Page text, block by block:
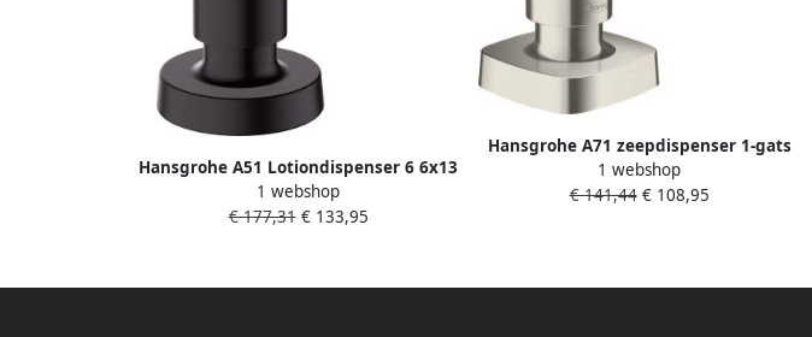
Hansgrohe A51 Lotiondispenser 6 6x13
1x33 9 cm Mat Zwart
1 webshop
€ 177,31€ 133,95
Hansgrohe A71 zeepdispenser 1-gats
500ml onderbouw RVS look 40468800
1 webshop
€ 141,44€ 108,95